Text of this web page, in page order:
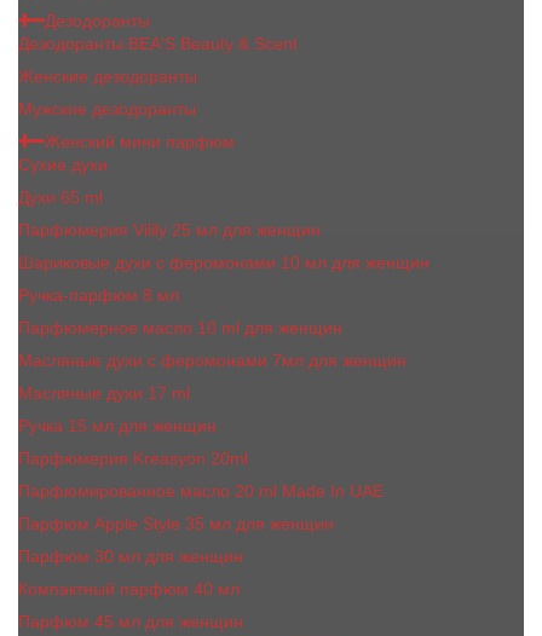
Дезодоранты
Дезодоранты BEA'S Beauty & Scent
Женские дезодоранты
Мужские дезодоранты
Женский мини парфюм
Сухие духи
Духи 65 ml
Парфюмерия Vilily 25 мл для женщин
Шариковые духи с феромонами 10 мл для женщин
Ручка-парфюм 8 мл
Парфюмерное масло 10 ml для женщин
Масляные духи c феромонами 7мл для женщин
Масляные духи 17 ml
Ручка 15 мл для женщин
Парфюмерия Kreasyon 20ml
Парфюмированное масло 20 ml Made In UAE
Парфюм Apple Style 35 мл для женщин
Парфюм 30 мл для женщин
Компактный парфюм 40 мл
Парфюм 45 мл для женщин